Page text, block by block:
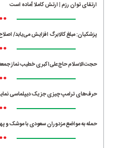
ارتقای توان رزم | ارتش کاملا آماده است
پزشکیان: مبلغ کالابرگ افزایش می‌یابد/
حجت‌الاسلام حاج‌علی‌اکبری خطیب نماز
حرف‌های ترامپ چیزی جز یک دیپلماسی
حمله به مواضع مزدوران سعودی با موشک و